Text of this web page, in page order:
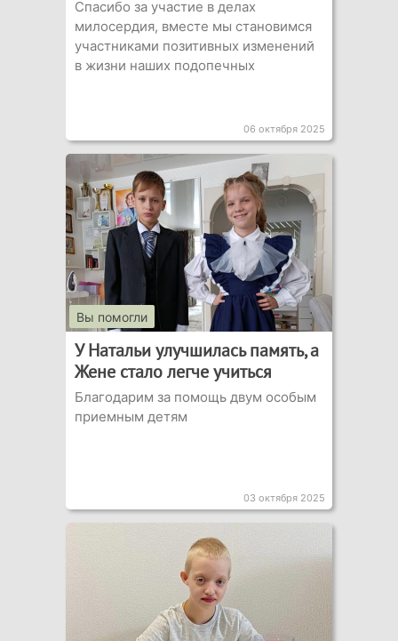
Спасибо за участие в делах
милосердия, вместе мы становимся
участниками позитивных изменений
в жизни наших подопечных
06 октября 2025
Вы помогли
У Натальи улучшилась память, а
Жене стало легче учиться
Благодарим за помощь двум особым
приемным детям
03 октября 2025